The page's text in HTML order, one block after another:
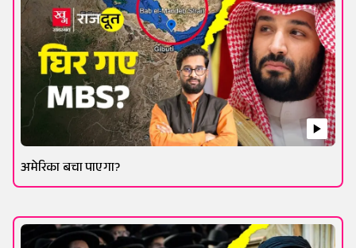
अमेरिका बचा पाएगा?